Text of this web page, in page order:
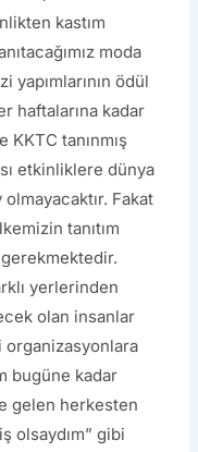
kastım
moda
yapımlarının ödül
haftalarına kadar
tanınmış
etkinliklere dünya
olmayacaktır. Fakat
tanıtım
yerlerinden
olan insanlar
organizasyonlara
bugüne kadar
gelen herkesten
olsaydım” gibi